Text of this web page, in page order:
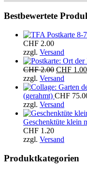
Bestbewertete
CHF 2.00
zzgl. Versand
CHF2.00
Preis
war:
CHF 2.00
CHF 1.00
zzgl. Versand
(gerahmt) CHF
zzgl. Versand
Geschenktüte klein
CHF 1.20
zzgl. Versand
Produktkategorien